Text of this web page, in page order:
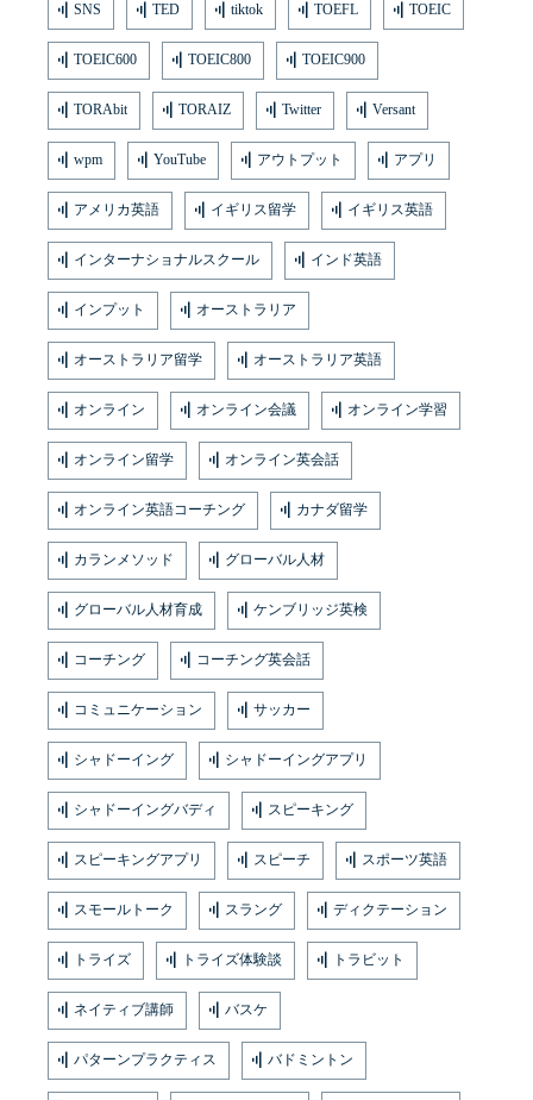
SNS TED tiktok TOEFL TOEIC
TOEIC600 TOEIC800 TOEIC900
TORAbit TORAIZ Twitter Versant
wpm YouTube アウトプット アプリ
アメリカ英語 イギリス留学 イギリス英語
インターナショナルスクール インド英語
インプット オーストラリア
オーストラリア留学 オーストラリア英語
オンライン オンライン会議 オンライン学習
オンライン留学 オンライン英会話
オンライン英語コーチング カナダ留学
カランメソッド グローバル人材
グローバル人材育成 ケンブリッジ英検
コーチング コーチング英会話
コミュニケーション サッカー
シャドーイング シャドーイングアプリ
シャドーイングバディ スピーキング
スピーキングアプリ スピーチ スポーツ英語
スモールトーク スラング ディクテーション
トライズ トライズ体験談 トラビット
ネイティブ講師 バスケ
パターンプラクティス バドミントン